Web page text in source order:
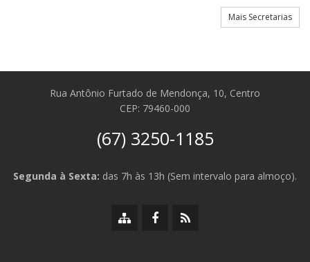
Mais Secretarias
Rua Antônio Furtado de Mendonça, 10, Centro
CEP: 79460-000
(67) 3250-1185
Segunda à Sexta: das 7h às 13h (Sem intervalo para almoço).
MapaFacebook
RSS